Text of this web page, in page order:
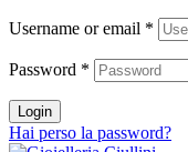
Username or email *
Password *
Login
Hai perso la password?